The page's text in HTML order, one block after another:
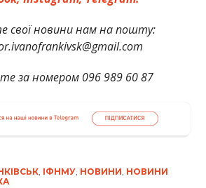
свої новини нам на пошту:
за номером 096 989 60 87
, ІФНМУ, НОВИНИ, НОВИНИ